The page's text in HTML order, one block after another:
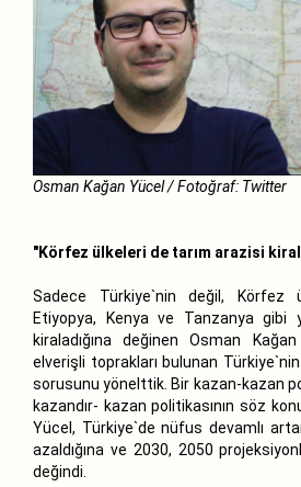
Osman Kağan Yücel / Fotoğraf: Twitter
"Körfez ülkeleri de tarım arazisi
Sadece Türkiye`nin değil, Körfez
Etiyopya, Kenya ve Tanzanya gibi
kiraladığına değinen Osman
elverişli toprakları bulunan
sorusunu yönelttik. Bir kazan-kazan
kazandır- kazan politikasının söz
Yücel, Türkiye`de nüfus devamlı
azaldığına ve 2030, 2050
değindi.